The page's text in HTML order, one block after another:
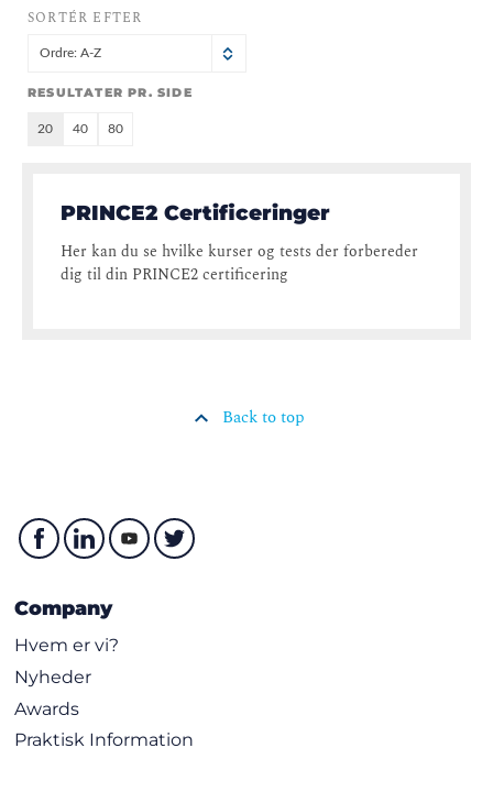
SORTÉR EFTER
Ordre: A-Z
RESULTATER PR. SIDE
20 40 80
PRINCE2 Certificeringer
Her kan du se hvilke kurser og tests der forbereder
dig til din PRINCE2 certificering
Back to top
Company
Hvem er vi?
Nyheder
Awards
Praktisk Information